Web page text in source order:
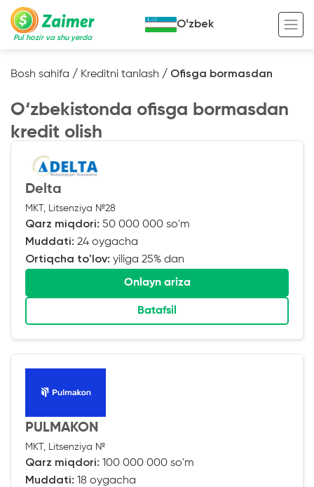
Pul hozir va shu yerda
Avto garov evaziga kredit
Maxsus texnika garov evaziga kredit
Kredit onlayn
Tadbirkorlar uchun onlayn kredit
O‘zini o‘zi band qilganlar uchun onlayn
kredit
Foydali
Kreditingizning hayotiy tsikli
Kalkulyator
Oʻzbek
Bosh sahifa / Kreditni tanlash / Ofisga bormasdan
O‘zbekistonda ofisga bormasdan
kredit olish
Delta
MKT, Litsenziya №28
Qarz miqdori: 50 000 000 so'm
Muddati: 24 oygacha
Ortiqcha to'lov: yiliga 25% dan
Onlayn ariza
Batafsil
PULMAKON
MKT, Litsenziya №
Qarz miqdori: 100 000 000 so'm
Muddati: 18 oygacha